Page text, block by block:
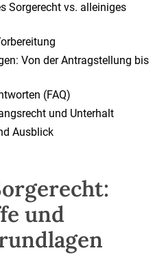
Sorgerecht vs. alleiniges
Von der Antragstellung bis
(FAQ)
und Unterhalt
Ausblick
und